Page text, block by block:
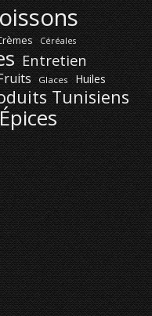
Céréales
Entretien
Glaces Huiles
Tunisiens
Épices